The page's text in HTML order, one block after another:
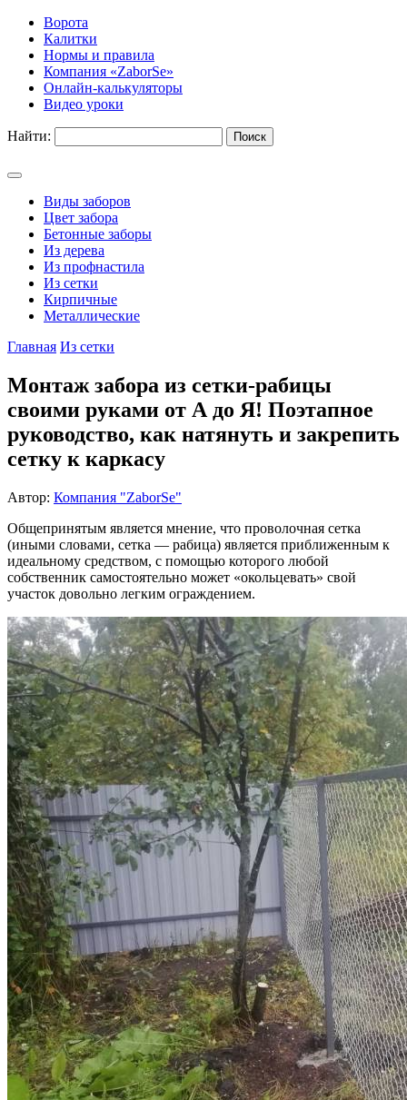
Ворота
Калитки
Нормы и правила
Компания «ZaborSe»
Онлайн-калькуляторы
Видео уроки
Найти:
Виды заборов
Цвет забора
Бетонные заборы
Из дерева
Из профнастила
Из сетки
Кирпичные
Металлические
Главная Из сетки
Монтаж забора из сетки-рабицы
своими руками от А до Я! Поэтапное
руководство, как натянуть и закрепить
сетку к каркасу
Автор: Компания "ZaborSe"
Общепринятым является мнение, что проволочная сетка
(иными словами, сетка — рабица) является приближенным к
идеальному средством, с помощью которого любой
собственник самостоятельно может «окольцевать» свой
участок довольно легким ограждением.